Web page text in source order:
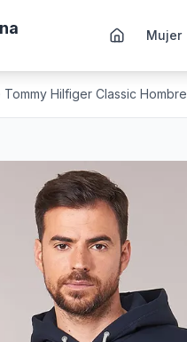
Mujer
Hilfiger Classic Hombre